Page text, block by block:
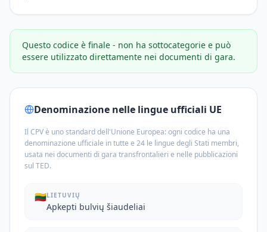
Questo codice è finale - non ha sottocategorie e può
essere utilizzato direttamente nei documenti di gara.
Denominazione nelle lingue ufficiali UE
Il CPV è uno standard dell'Unione Europea: ogni codice ha una
denominazione ufficiale in tutte e 24 le lingue degli Stati membri,
usata nei documenti di gara transfrontalieri e nelle pubblicazioni
sul TED.
🇱🇹LIETUVIŲ
Apkepti bulvių šiaudeliai